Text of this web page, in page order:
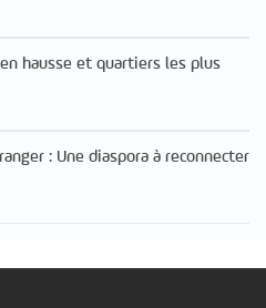
hausse et quartiers les plus
: Une diaspora à reconnecter